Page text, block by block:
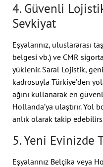
4. Güvenli
Sevkiyat
Eşyalarınız, uluslararası
belgesi vb.) ve CMR
yüklenir. Saral Lojistik,
kadrosuyla Türkiye’den
ağını kullanarak en
Hollanda’ya ulaştırır. Yol
anlık olarak takip
5. Yeni Evinizde
Eşyalarınız Belçika veya